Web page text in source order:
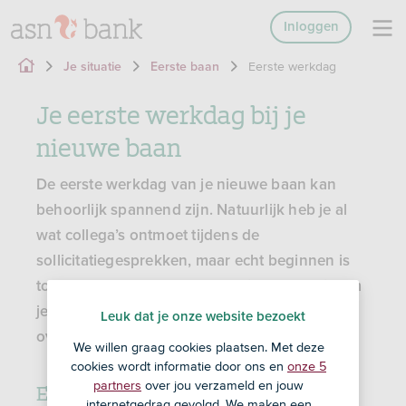
Inloggen
Je situatie Eerste baan Eerste werkdag
Je eerste werkdag bij je
nieuwe baan
De eerste werkdag van je nieuwe baan kan
behoorlijk spannend zijn. Natuurlijk heb je al
wat collega’s ontmoet tijdens de
sollicitatiegesprekken, maar echt beginnen is
toch weer andere koek. Deze tips helpen je om
je eerste werkdag zonder kleerscheuren te
overleven.
Eerste dag: Kom. Op. Tijd.
Leuk dat je onze website bezoekt
We willen graag cookies plaatsen. Met deze
cookies wordt informatie door ons en onze 5
partners over jou verzameld en jouw